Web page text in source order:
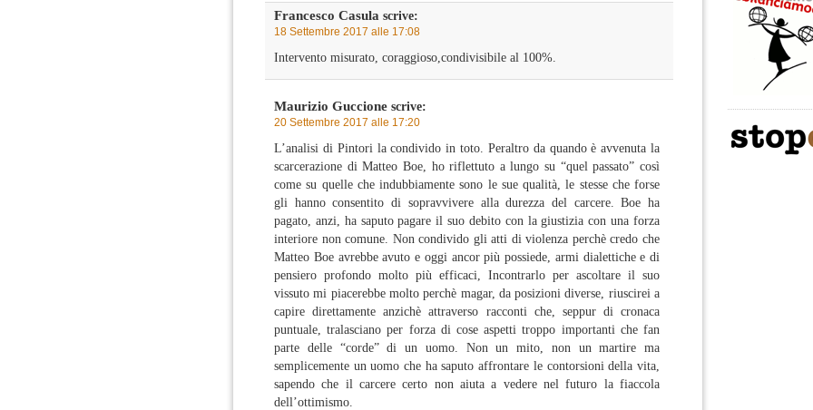
Francesco Casula scrive:
18 Settembre 2017 alle 17:08
Intervento misurato, coraggioso,condivisibile al 100%.
Maurizio Guccione scrive:
20 Settembre 2017 alle 17:20
L’analisi di Pintori la condivido in toto. Peraltro da quando è avvenuta la
scarcerazione di Matteo Boe, ho riflettuto a lungo su “quel passato” così
come su quelle che indubbiamente sono le sue qualità, le stesse che forse
gli hanno consentito di sopravvivere alla durezza del carcere. Boe ha
pagato, anzi, ha saputo pagare il suo debito con la giustizia con una forza
interiore non comune. Non condivido gli atti di violenza perchè credo che
Matteo Boe avrebbe avuto e oggi ancor più possiede, armi dialettiche e di
pensiero profondo molto più efficaci, Incontrarlo per ascoltare il suo
vissuto mi piacerebbe molto perchè magar, da posizioni diverse, riuscirei a
capire direttamente anzichè attraverso racconti che, seppur di cronaca
puntuale, tralasciano per forza di cose aspetti troppo importanti che fan
parte delle “corde” di un uomo. Non un mito, non un martire ma
semplicemente un uomo che ha saputo affrontare le contorsioni della vita,
sapendo che il carcere certo non aiuta a vedere nel futuro la fiaccola
dell’ottimismo.